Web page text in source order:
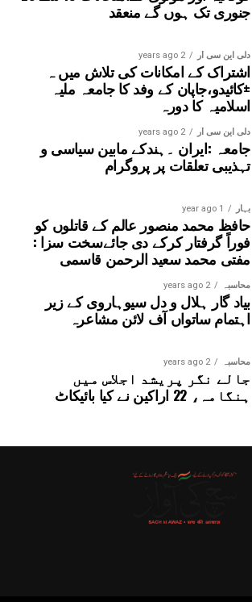
جنوری تک ہوں گے منعقد
دلی این سی آر 2 years ago
اشتراک کے امکانات کی تلاش میں ہ
±کائیدو،جاپان کے وفد کا جامعہ ملیہ
اسلامیہ کا دورہ
دلی این سی آر 2 years ago
جامعہ :ایران ۔ہندکے مابین سیاسی و
تہذیبی تعلقات پر پروگرام
بہار 1 year ago
حافظ محمد منصور عالم کے قاتلوں کو
فوراً گرفتار کرکے دی جائےسخت سزا :
مفتی محمد سعید الرحمن قاسمی
محاسبہ 2 years ago
بیاد گار ہلال و دل سیوہاروی کے زیر
اہتمام ساتواں آف لائن مشاعرہ
محاسبہ 2 years ago
جالے نگر پریشد اجلاس میں
ہنگامہ، 22 اراکین نے کیا بائیکاٹ